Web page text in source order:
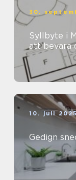
30.
Syllbyte i
att bevara
10. juli
Gedign